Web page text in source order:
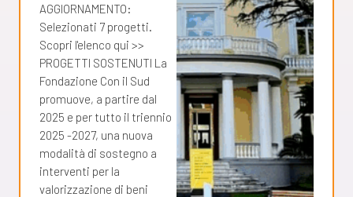
AGGIORNAMENTO:
Selezionati 7 progetti.
Scopri l'elenco qui >>
PROGETTI SOSTENUTI La
Fondazione Con il Sud
promuove, a partire dal
2025 e per tutto il triennio
2025 -2027, una nuova
modalità di sostegno a
interventi per la
valorizzazione di beni